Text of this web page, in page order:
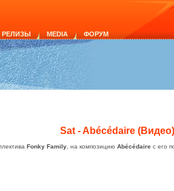
РЕЛИЗЫ MEDIA ФОРУМ
Sat - Abécédaire (Видео)
Fonky Family , на композицию Abécédaire с его